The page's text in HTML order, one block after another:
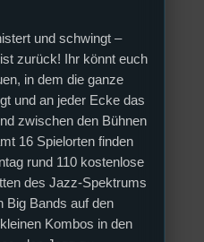
und schwingt –
zurück! Ihr könnt euch
in dem die ganze
und an jeder Ecke das
zwischen den Bühnen
16 Spielorten finden
rund 110 kostenlose
des Jazz-Spektrums
Big Bands auf den
Kombos in den